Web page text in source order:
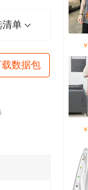
清单
载数据包
￥
￥